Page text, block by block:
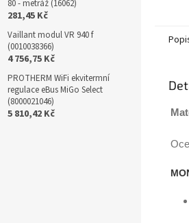
80 - metráž (16062)
281,45 Kč
Vaillant modul VR 940 f
(0010038366)
4 756,75 Kč
PROTHERM WiFi ekvitermní
regulace eBus MiGo Select
(8000021046)
5 810,42 Kč